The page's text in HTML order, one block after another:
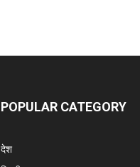
POPULAR CATEGORY
देश